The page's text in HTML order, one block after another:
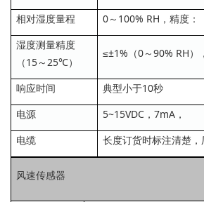
相对湿度量程
0～100% RH，精度：
湿度测量精度
（15～25℃）
≤±1%（0～90% RH）
响应时间
典型小于10秒
电源
5~15VDC，7mA，
电缆
长度订货时标注清楚
风速传感器